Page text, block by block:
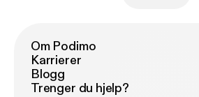
Om Podimo
Karrierer
Blogg
Trenger du hjelp?